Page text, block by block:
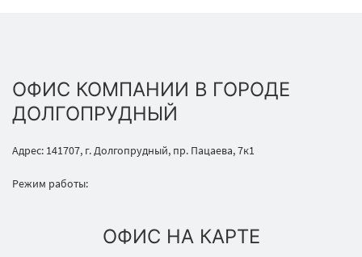
ОФИС КОМПАНИИ В ГОРОДЕ
ДОЛГОПРУДНЫЙ
Адрес: 141707, г. Долгопрудный, пр. Пацаева, 7к1
Режим работы:
ОФИС НА КАРТЕ